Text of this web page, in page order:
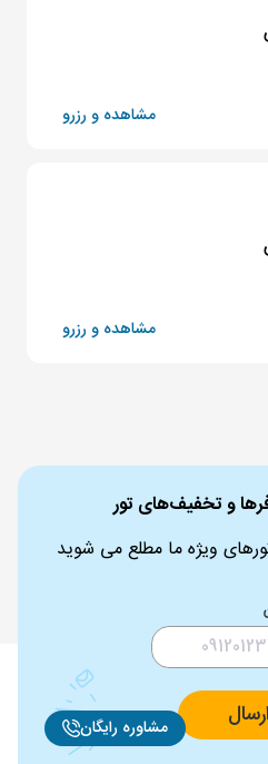
مشاهده و رزرو
مشاهده و رزرو
مشاوره رایگان
و تخفیف‌های تور
ویژه ما مطلع می شوید
ارسال